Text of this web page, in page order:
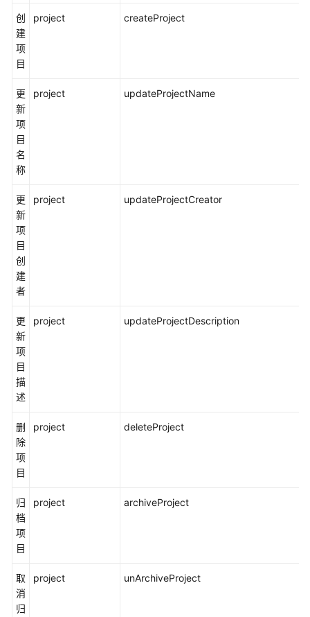
考
常
题
视
助
更
文
参
共
云
协
创
建
项
目
project createProject
更
新
项
目
名
称
project updateProjectName
更
新
项
目
创
建
者
project updateProjectCreator
更
新
项
目
描
述
project updateProjectDescription
删
除
项
目
project deleteProject
归
档
项
目
project archiveProject
取
消
归
project unArchiveProject